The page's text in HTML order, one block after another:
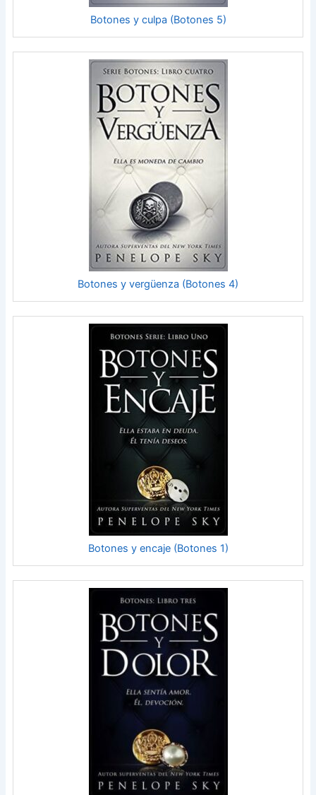
Botones y culpa (Botones 5)
Botones y vergüenza (Botones 4)
Botones y encaje (Botones 1)